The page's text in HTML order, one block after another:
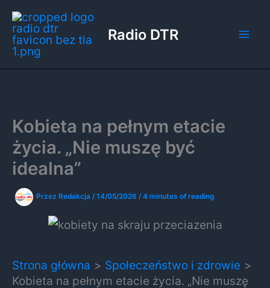
Przejdź
do
treści
Radio DTR
Kobieta na pełnym etacie
życia. „Nie muszę być
idealna”
Przez Redakcja /14/05/2026 /4 minutes of reading
Strona główna
Społeczeństwo i zdrowie
Kobieta na pełnym etacie życia. „Nie muszę